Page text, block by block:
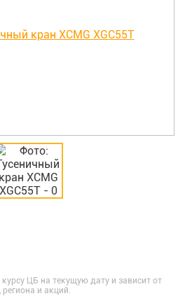
ЦБ на текущую дату и зависит от
и акций.